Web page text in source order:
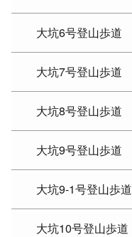
大坑6号登山歩道
大坑7号登山歩道
大坑8号登山歩道
大坑9号登山歩道
大坑9-1号登山歩道
大坑10号登山歩道